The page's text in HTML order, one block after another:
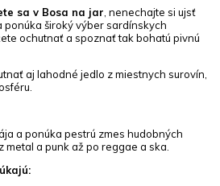
sa v Bosa na jar, nenechajte si ujsť
ponúka široký výber sardínskych
ochutnať a spoznať tak bohatú pivnú
aj lahodné jedlo z miestnych surovín,
a ponúka pestrú zmes hudobných
metal a punk až po reggae a ska.